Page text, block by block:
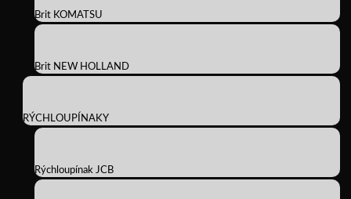
Brit KOMATSU
Brit NEW HOLLAND
RÝCHLOUPÍNAKY
Rýchloupínak JCB